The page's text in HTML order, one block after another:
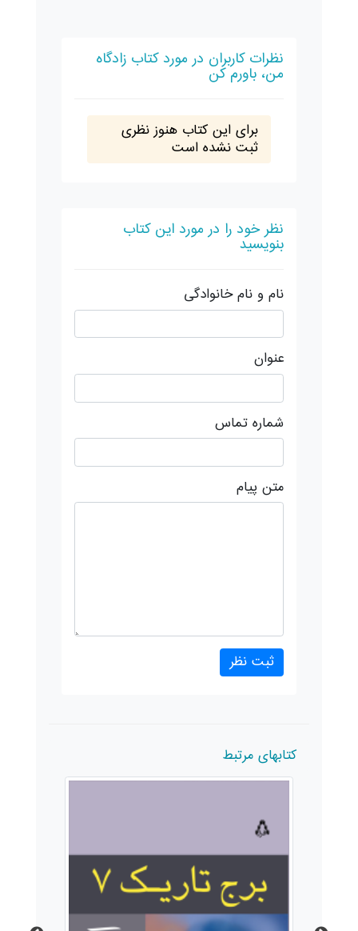
نظرات کاربران در مورد کتاب زادگاه
من، باورم کن
برای این کتاب هنوز نظری
ثبت نشده است
نظر خود را در مورد این کتاب
بنویسید
نام و نام خانوادگی
عنوان
شماره تماس
متن پیام
کتابهای مرتبط